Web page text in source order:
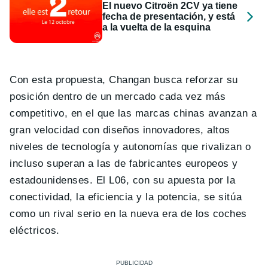
El nuevo Citroën 2CV ya tiene
fecha de presentación, y está
a la vuelta de la esquina
Con esta propuesta, Changan busca reforzar su
posición dentro de un mercado cada vez más
competitivo, en el que las marcas chinas avanzan a
gran velocidad con diseños innovadores, altos
niveles de tecnología y autonomías que rivalizan o
incluso superan a las de fabricantes europeos y
estadounidenses. El L06, con su apuesta por la
conectividad, la eficiencia y la potencia, se sitúa
como un rival serio en la nueva era de los coches
eléctricos.